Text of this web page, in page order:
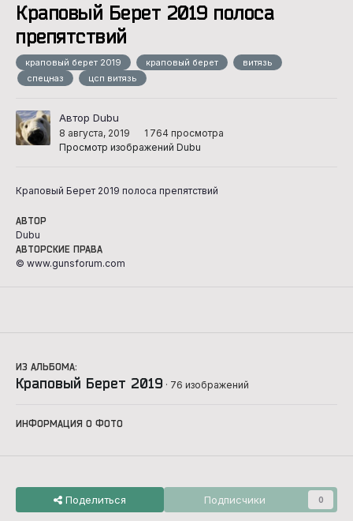
Краповый Берет 2019 полоса
препятствий
краповый берет 2019 краповый берет
витязь
спецназ
цсп витязь
Автор Dubu
8 августа, 2019
1 764 просмотра
Просмотр изображений Dubu
Краповый Берет 2019 полоса препятствий
АВТОР
Dubu
АВТОРСКИЕ ПРАВА
© www.gunsforum.com
ИЗ АЛЬБОМА:
Краповый Берет 2019 · 76 изображений
ИНФОРМАЦИЯ О ФОТО
Поделиться Подписчики 0